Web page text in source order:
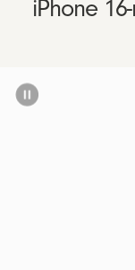
iPhone